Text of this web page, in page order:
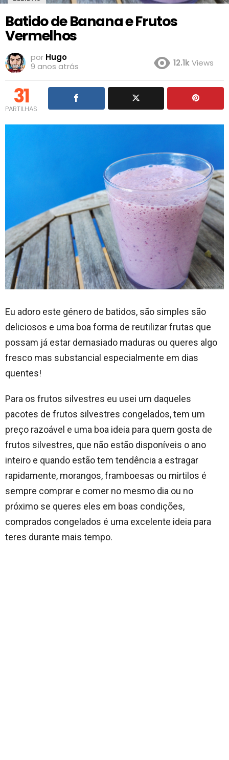
Batido de Banana e Frutos
Vermelhos
por Hugo
9 anos atrás
12.1kViews
31
PARTILHAS
Eu adoro este género de batidos, são simples são
deliciosos e uma boa forma de reutilizar frutas que
possam já estar demasiado maduras ou queres algo
fresco mas substancial especialmente em dias
quentes!
Para os frutos silvestres eu usei um daqueles
pacotes de frutos silvestres congelados, tem um
preço razoável e uma boa ideia para quem gosta de
frutos silvestres, que não estão disponíveis o ano
inteiro e quando estão tem tendência a estragar
rapidamente, morangos, framboesas ou mirtilos é
sempre comprar e comer no mesmo dia ou no
próximo se queres eles em boas condições,
comprados congelados é uma excelente ideia para
teres durante mais tempo.